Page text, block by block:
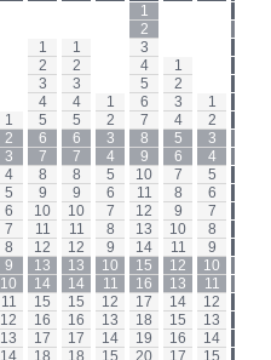
1
2
3
4
5
6
7
8
9
10
11
12
13
14
1
2
3
4
5
6
7
8
9
10
11
12
13
14
15
16
17
18
1
2
3
4
5
6
7
8
9
10
11
12
13
14
15
16
17
18
1
2
3
4
5
6
7
8
9
10
11
12
13
14
15
1
2
3
4
5
6
7
8
9
10
11
12
13
14
15
16
17
18
19
20
1
2
3
4
5
6
7
8
9
10
11
12
13
14
15
16
17
1
2
3
4
5
6
7
8
9
10
11
12
13
14
15